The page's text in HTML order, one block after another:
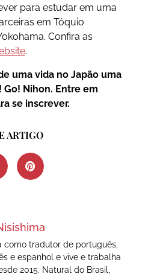
para estudar em uma
em Tóquio
Confira as
.
uma vida no Japão uma
Go! Nihon. Entre em
se inscrever.
ARTIGO
como tradutor de português,
e espanhol e vive e trabalha
2015. Natural do Brasil,